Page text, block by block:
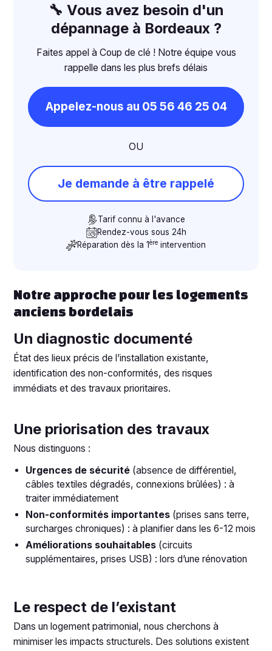
🔧 Vous avez besoin d'un
dépannage à Bordeaux ?
Faites appel à Coup de clé ! Notre équipe vous
rappelle dans les plus brefs délais
Appelez-nous au 05 56 46 25 04
OU
Je demande à être rappelé
Tarif connu à l'avance
Rendez-vous sous 24h
Réparation dès la 1ère intervention
Notre approche pour les logements
anciens bordelais
Un diagnostic documenté
État des lieux précis de l’installation existante,
identification des non-conformités, des risques
immédiats et des travaux prioritaires.
Une priorisation des travaux
Nous distinguons :
Urgences de sécurité (absence de différentiel,
câbles textiles dégradés, connexions brûlées) : à
traiter immédiatement
Non-conformités importantes (prises sans terre,
surcharges chroniques) : à planifier dans les 6-12 mois
Améliorations souhaitables (circuits
supplémentaires, prises USB) : lors d’une rénovation
Le respect de l’existant
Dans un logement patrimonial, nous cherchons à
minimiser les impacts structurels. Des solutions existent